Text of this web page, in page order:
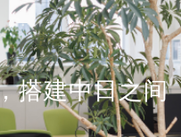
搭建中日之间